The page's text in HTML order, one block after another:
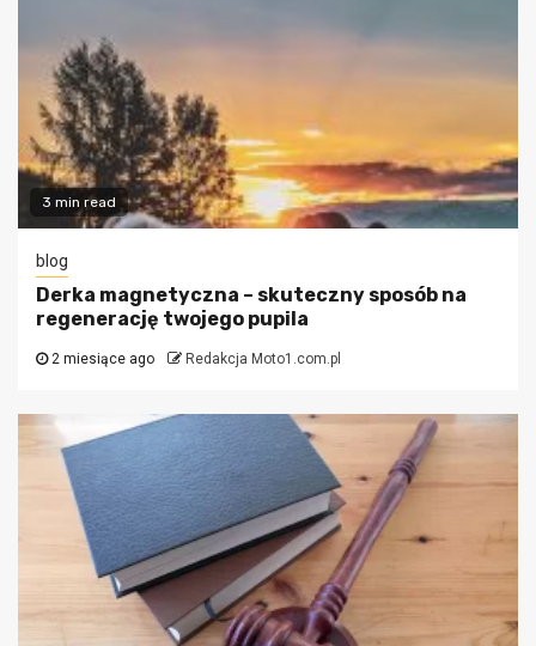
3 min read
blog
Derka magnetyczna – skuteczny sposób na
regenerację twojego pupila
2 miesiące ago Redakcja Moto1.com.pl